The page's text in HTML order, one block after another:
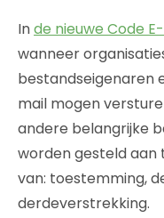
Inde nieuwe Code
wanneer
bestandseigenaren
mail mogen
andere belangrijke
worden gesteld
van: toestemming,
derdeverstrekking.